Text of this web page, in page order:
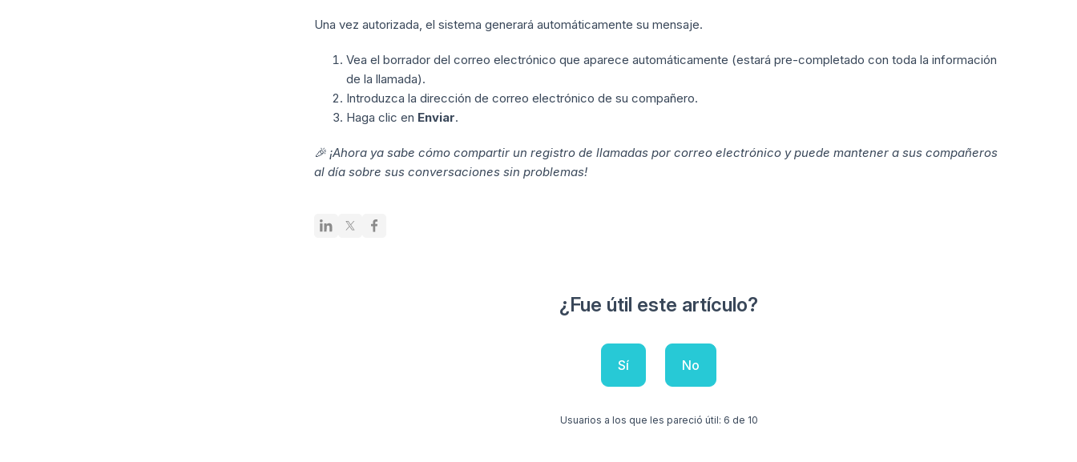
Una vez autorizada, el sistema generará automáticamente su mensaje.
Vea el borrador del correo electrónico que aparece automáticamente (estará pre-completado con toda la información
de la llamada).
Introduzca la dirección de correo electrónico de su compañero.
Haga clic en Enviar.
🎉 ¡Ahora ya sabe cómo compartir un registro de llamadas por correo electrónico y puede mantener a sus compañeros
al día sobre sus conversaciones sin problemas!
¿Fue útil este artículo?
Sí No
Usuarios a los que les pareció útil: 6 de 10